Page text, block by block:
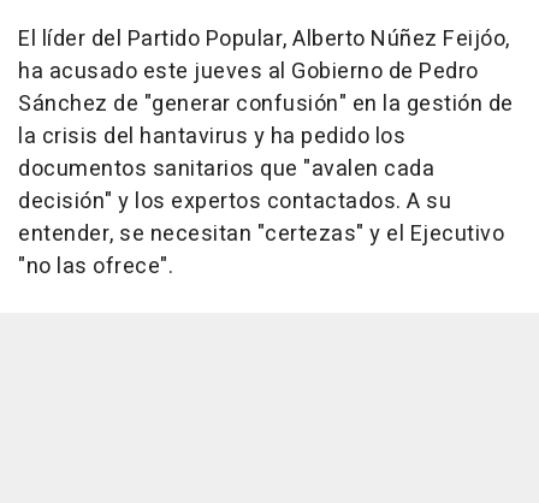
El líder del Partido Popular, Alberto Núñez Feijóo,
ha acusado este jueves al Gobierno de Pedro
Sánchez de "generar confusión" en la gestión de
la crisis del hantavirus y ha pedido los
documentos sanitarios que "avalen cada
decisión" y los expertos contactados. A su
entender, se necesitan "certezas" y el Ejecutivo
"no las ofrece".